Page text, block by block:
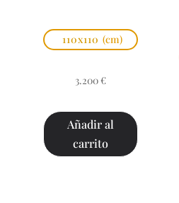
110x110 (cm)
3.200 €
Añadir al
carrito